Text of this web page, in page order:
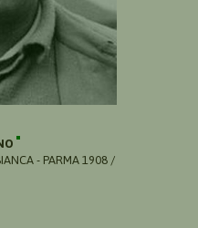
- PARMA 1908 /